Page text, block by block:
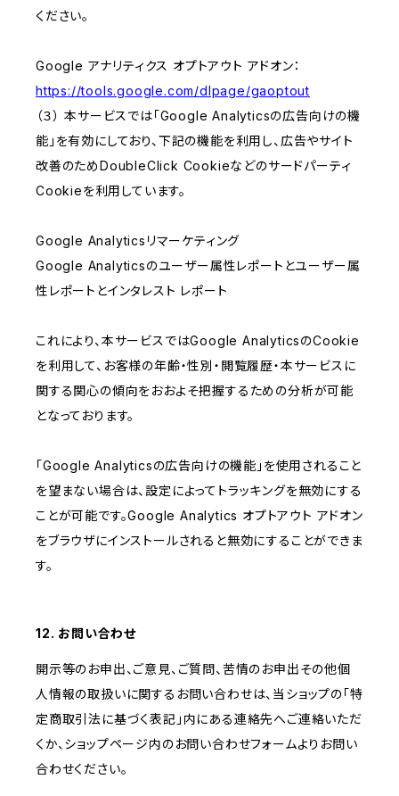
ください。
Google アナリティクス オプトアウト アドオン：
https://tools.google.com/dlpage/gaoptout
（３） 本サービスでは「Google Analyticsの広告向けの機
能」を有効にしており、下記の機能を利用し、広告やサイト
改善のためDoubleClick Cookieなどのサードパーティ
Cookieを利用しています。
Google Analyticsリマーケティング
Google Analyticsのユーザー属性レポートとユーザー属
性レポートとインタレスト レポート
これにより、本サービスではGoogle AnalyticsのCookie
を利用して、お客様の年齢・性別・閲覧履歴・本サービスに
関する関心の傾向をおおよそ把握するための分析が可能
となっております。
「Google Analyticsの広告向けの機能」を使用されること
を望まない場合は、設定によってトラッキングを無効にする
ことが可能です。Google Analytics オプトアウト アドオン
をブラウザにインストールされると無効にすることができま
す。
12. お問い合わせ
開示等のお申出、ご意見、ご質問、苦情のお申出その他個
人情報の取扱いに関するお問い合わせは、当ショップの「特
定商取引法に基づく表記」内にある連絡先へご連絡いただ
くか、ショップページ内のお問い合わせフォームよりお問い
合わせください。